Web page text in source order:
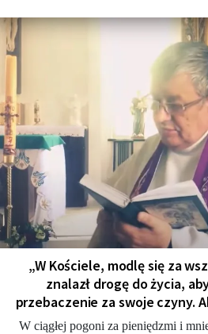
„W Kościele, modlę się za
znalazł drogę do życia,
przebaczenie za swoje czyny.
W ciągłej pogoni za pieniędzmi i